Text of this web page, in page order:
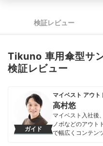
検証レビュー
Tikuno 車用傘型サ
検証レビュー
ガイド
マイベスト アウト
高村悠
マイベスト入社後
ノボなどのアウト
で幅広くコンテン